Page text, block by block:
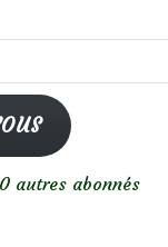
autres abonnés